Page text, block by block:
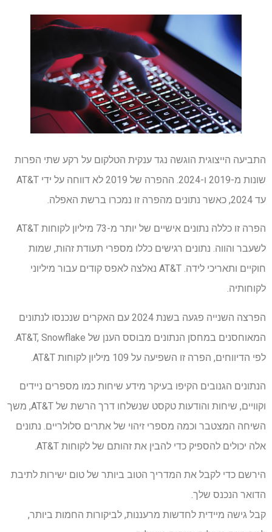
התביעה הייצוגית הוגשה נגד ענקית הטלקום על רקע שתי הפרות
שונות מ-2019 ו-2024. ההפרה של 2019 לא דווחה על ידי AT&T
עד 2024, כאשר נתונים מהפרה זו נמכרו ברשת האפלה.
הפרה זו כללה נתונים אישיים של יותר מ-73 מיליון לקוחות AT&T
לשעבר והווה. נתונים רגישים כללו מספרי תעודת זהות, שמות
חוקיים ותאריכי לידה. AT&T נאלצה לאפס קודים עבור מיליוני
לקוחותיה.
הפרצה השנייה פגעה בשנת 2024 עם האקרים שנכנסו לנתונים
לפי הדיווחים, הפרה זו השפיעה על 109 מיליון לקוחות AT&T.
הנתונים הגנובים הקיפו בעיקר מידע שיחות כמו מספרים ניידים
וקוויים, שיחות והודעות טקסט שנשלחו דרך הרשת של AT&T, משך
השיחה המצטבר וכמה מספרי זיהוי של אתרים סלולריים. נתונים
אלה יכולים להספיק כדי להבין את זהותם של לקוחות AT&T.
הירשם כדי לקבל את המדריך הטוב ביותר של טום ישירות לתיבת
הדואר הנכנס שלך.
קבל גישה מיידית לחדשות מרעננות, לביקורות החמות ביותר,